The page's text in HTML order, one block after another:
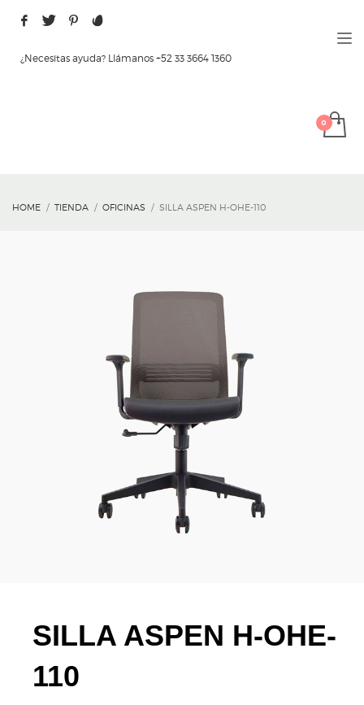
¿Necesitas ayuda? Llámanos +52 33 3664 1360
HOME TIENDA OFICINAS SILLA ASPEN H-OHE-110
SILLA ASPEN H-OHE-
110